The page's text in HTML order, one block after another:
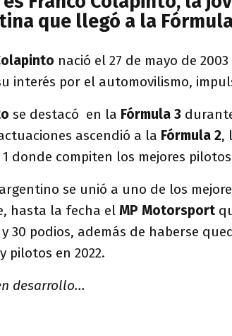
que llegó a la
nació el 27 de mayo de
interés por el automovilismo,
se destacó en la Fórmula 3
ascendió a la Fórmula 2,
1 donde compiten los mejores
se unió a uno de los
hasta la fecha el MP Motorsport
30 podios, además de haberse
pilotos en 2022.
desarrollo...